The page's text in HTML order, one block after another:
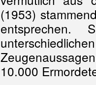
(1953)
entsprechen.
10.000